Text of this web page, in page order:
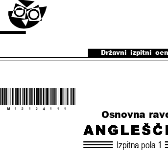
Osnovna
Državni  izpitni
Izpitna pola 1